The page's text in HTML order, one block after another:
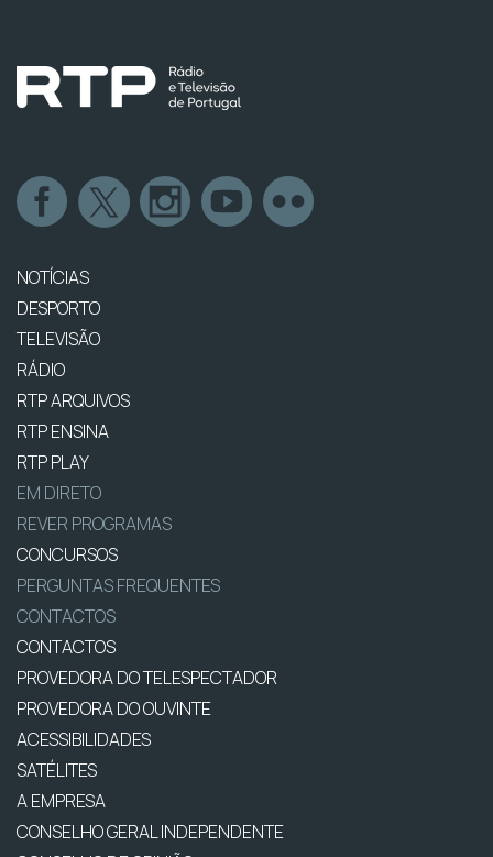
NOTÍCIAS
DESPORTO
TELEVISÃO
RÁDIO
RTP ARQUIVOS
RTP ENSINA
RTP PLAY
EM DIRETO
REVER PROGRAMAS
CONCURSOS
PERGUNTAS FREQUENTES
CONTACTOS
CONTACTOS
PROVEDORA DO TELESPECTADOR
PROVEDORA DO OUVINTE
ACESSIBILIDADES
SATÉLITES
A EMPRESA
CONSELHO GERAL INDEPENDENTE